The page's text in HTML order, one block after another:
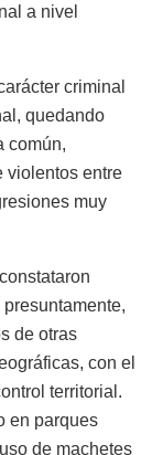
a nivel
criminal
quedando
común,
violentos entre
muy
de otras
con el
territorial.
en parques
de machetes